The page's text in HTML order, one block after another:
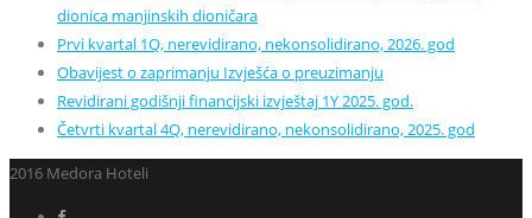
dionica manjinskih dioničara
Prvi kvartal 1Q, nerevidirano, nekonsolidirano, 2026. god
Obavijest o zaprimanju Izvješća o preuzimanju
Revidirani godišnji financijski izvještaj 1Y 2025. god.
Četvrti kvartal 4Q, nerevidirano, nekonsolidirano, 2025. god
2016 Medora Hoteli